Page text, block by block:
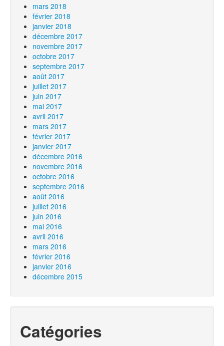
mars 2018
février 2018
janvier 2018
décembre 2017
novembre 2017
octobre 2017
septembre 2017
août 2017
juillet 2017
juin 2017
mai 2017
avril 2017
mars 2017
février 2017
janvier 2017
décembre 2016
novembre 2016
octobre 2016
septembre 2016
août 2016
juillet 2016
juin 2016
mai 2016
avril 2016
mars 2016
février 2016
janvier 2016
décembre 2015
Catégories